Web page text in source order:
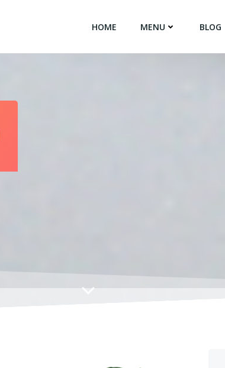
HOME MENU BLOG